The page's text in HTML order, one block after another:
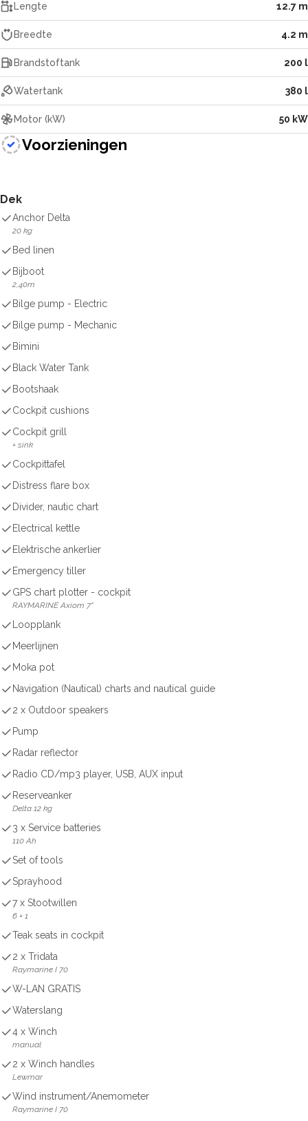
Lengte 12.7 m
Breedte 4.2 m
Brandstoftank 200 l
Watertank 380 l
Motor (kW) 50 kW
Voorzieningen
Dek
Anchor Delta
20 kg
Bed linen
Bijboot
2,40m
Bilge pump - Electric
Bilge pump - Mechanic
Bimini
Black Water Tank
Bootshaak
Cockpit cushions
Cockpit grill
+ sink
Cockpittafel
Distress flare box
Divider, nautic chart
Electrical kettle
Elektrische ankerlier
Emergency tiller
GPS chart plotter - cockpit
RAYMARINE Axiom 7"
Loopplank
Meerlijnen
Moka pot
Navigation (Nautical) charts and nautical guide
2 x Outdoor speakers
Pump
Radar reflector
Radio CD/mp3 player, USB, AUX input
Reserveanker
Delta 12 kg
3 x Service batteries
110 Ah
Set of tools
Sprayhood
7 x Stootwillen
6 + 1
Teak seats in cockpit
2 x Tridata
Raymarine I 70
W-LAN GRATIS
Waterslang
4 x Winch
manual
2 x Winch handles
Lewmar
Wind instrument/Anemometer
Raymarine I 70